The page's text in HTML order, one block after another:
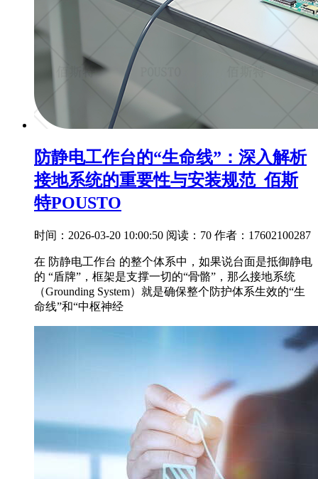
防静电工作台的“生命线”：深入解析
接地系统的重要性与安装规范_佰斯
特POUSTO
时间：2026-03-20 10:00:50 阅读：70 作者：17602100287
在 防静电工作台 的整个体系中，如果说台面是抵御静电
的 “盾牌”，框架是支撑一切的“骨骼”，那么接地系统
（Grounding System）就是确保整个防护体系生效的“生
命线”和“中枢神经